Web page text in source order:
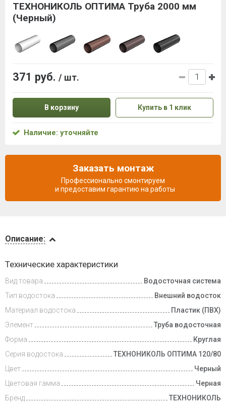
и оплата
Описание:
Технические характеристики
Вид товара
Водосточная система
Тип водостока
Внешний водосток
Материал водостока
Пластик (ПВХ)
Элемент
Труба водосточная
Форма
Круглая
Серия водостока
ТЕХНОНИКОЛЬ ОПТИМА 120/80
Цвет
Черный
Цветовая гамма
Черная
Бренд
ТЕХНОНИКОЛЬ
ТЕХНОНИКОЛЬ ОПТИМА Труба 2000 мм
(Черный)
371 руб. / шт.
В корзину Купить в 1 клик
Наличие: уточняйте
Заказать монтаж
Профессионально смонтируем
и предоставим гарантию на работы